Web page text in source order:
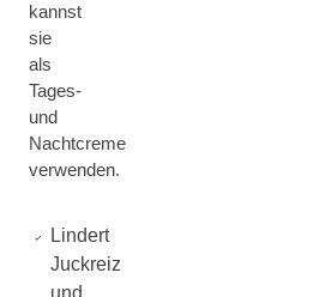
kannst
sie
als
Tages-
und
Nachtcreme
verwenden.
Lindert
Juckreiz
und